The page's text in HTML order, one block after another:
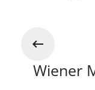
Wiener